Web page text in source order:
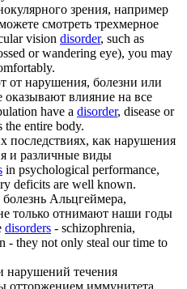
зрения, например
смотреть трехмерное
vision disorder, such as
or wandering eye), you may
от нарушения, болезни или
влияние на все
have a disorder, disease or
entire body.
последствиях, как нарушения
и различные виды
in psychological performance,
deficits are well known.
Альцгеймера,
только отнимают наши годы
disorders - schizophrenia,
- they not only steal our time to
нарушений течения